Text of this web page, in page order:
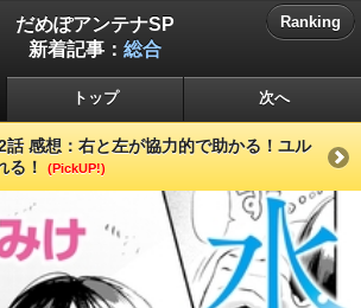
だめぽアンテナSP
新着記事： 総合
Ranking
トップ 次へ
話 感想：右と左が協力的で助かる！ユル
る！
(PickUP!)